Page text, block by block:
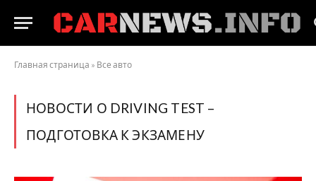
Главная страница » Все авто
НОВОСТИ О DRIVING TEST –
ПОДГОТОВКА К ЭКЗАМЕНУ